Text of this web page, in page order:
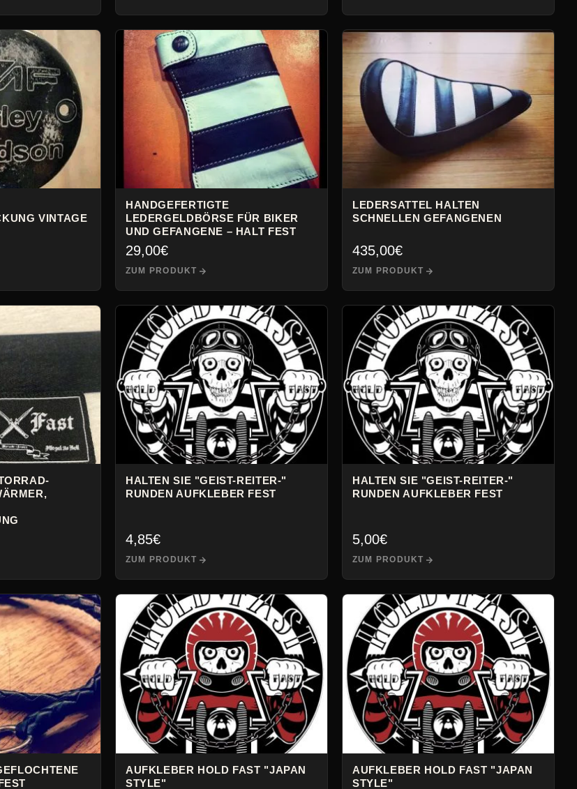
VINTAGE
HANDGEFERTIGTE
LEDERGELDBÖRSE FÜR BIKER
UND GEFANGENE – HALT FEST
29,00€
ZUM PRODUKT
LEDERSATTEL HALTEN
SCHNELLEN GEFANGENEN
435,00€
ZUM PRODUKT
HALTEN SIE "GEIST-REITER-"
RUNDEN AUFKLEBER FEST
4,85€
ZUM PRODUKT
HALTEN SIE "GEIST-REITER-"
RUNDEN AUFKLEBER FEST
5,00€
ZUM PRODUKT
AUFKLEBER HOLD FAST "JAPAN
STYLE"
AUFKLEBER HOLD FAST "JAPAN
STYLE"